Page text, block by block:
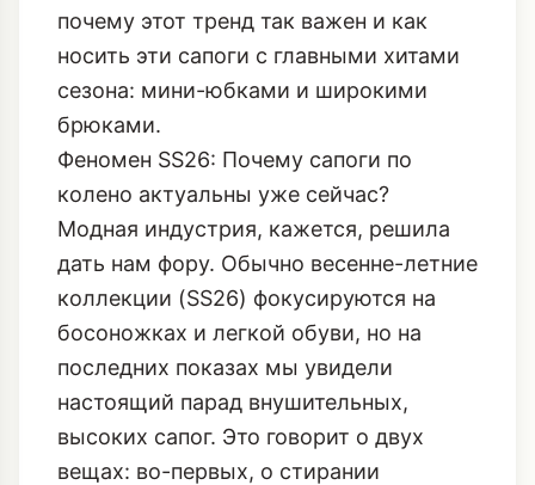
почему этот тренд так важен и как
носить эти сапоги с главными хитами
сезона: мини-юбками и широкими
брюками.
Феномен SS26: Почему сапоги по
колено актуальны уже сейчас?
Модная индустрия, кажется, решила
дать нам фору. Обычно весенне-летние
коллекции (SS26) фокусируются на
босоножках и легкой обуви, но на
последних показах мы увидели
настоящий парад внушительных,
высоких сапог. Это говорит о двух
вещах: во-первых, о стирании